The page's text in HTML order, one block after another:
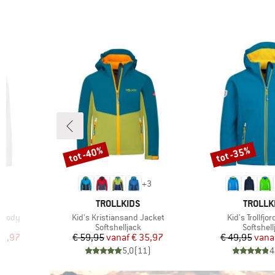
prijs
+3
MERK
TROLLKIDS
Artikel
Kid's Kristiansand Jacket
Productgroep
Softshelljack
Prijs
€ 59,95 Verlaagde prijs
vanaf€ 35,97
5,0(11)
Korting
tot -40%
MERK
Artikel
Kid's
€ 49,95
Korting
tot -35%